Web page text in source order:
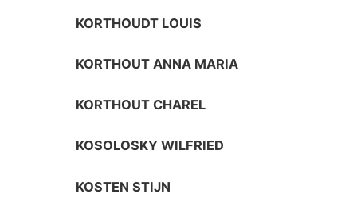
KORTHOUDT LOUIS
KORTHOUT ANNA MARIA
KORTHOUT CHAREL
KOSOLOSKY WILFRIED
KOSTEN STIJN